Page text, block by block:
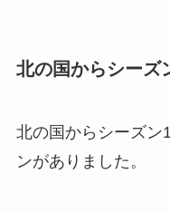
北の国からシーズ
北の国からシーズン
ンがありました。